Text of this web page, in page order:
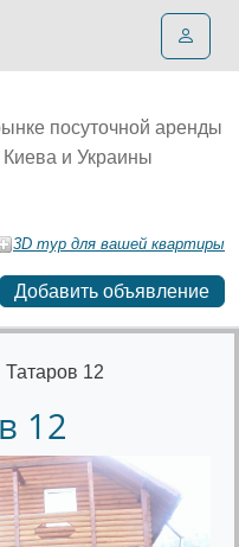
посуточной аренды
Киева и Украины
3D тур для вашей квартиры
Добавить объявление
Татаров 12
12